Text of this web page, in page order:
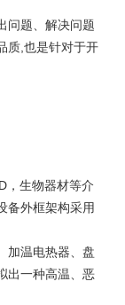
问题、解决问题
质,也是针对于开
，生物器材等介
备外框架构采用
加温电热器、盘
出一种高温、恶